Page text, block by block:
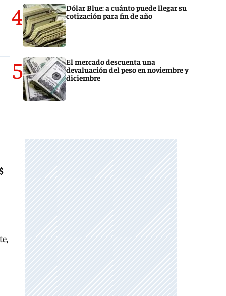
4
Dólar Blue: a cuánto puede llegar su
cotización para fin de año
5
El mercado descuenta una
devaluación del peso en noviembre y
diciembre